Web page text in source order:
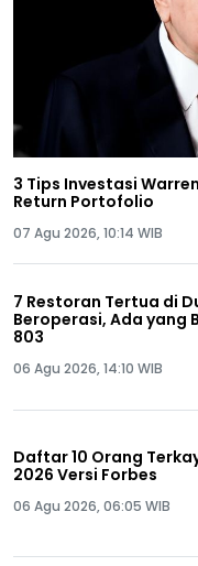
3 Tips Investasi
Return Portofolio
07 Agu 2026, 10:14 WIB
7 Restoran Tertua di
Beroperasi, Ada yang
803
06 Agu 2026, 14:10 WIB
Daftar 10 Orang
2026 Versi Forbes
06 Agu 2026, 06:05 WIB